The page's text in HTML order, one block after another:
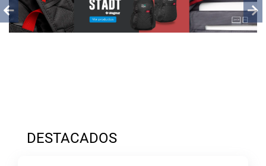
Previous
DESTACADOS